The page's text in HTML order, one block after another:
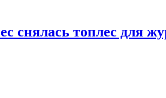
снялась топлес для